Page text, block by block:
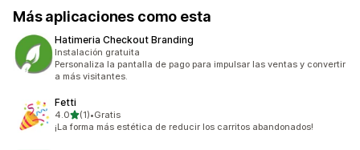
Más aplicaciones como esta
Hatimeria Checkout Branding
Instalación gratuita
Personaliza la pantalla de pago para impulsar las ventas y convertir
a más visitantes.
Fetti
4.0de 5 estrellas
(1)
1 reseñas en total
•Gratis
¡La forma más estética de reducir los carritos abandonados!